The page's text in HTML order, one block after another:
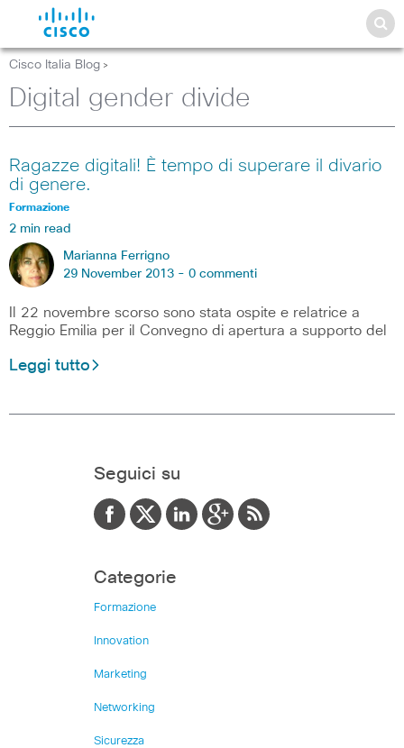
Cisco Italia Blog >
Digital gender divide
Ragazze digitali! È tempo di superare il divario
di genere.
Formazione
2 min read
Marianna Ferrigno
29 November 2013 - 0 commenti
Il 22 novembre scorso sono stata ospite e relatrice a
Reggio Emilia per il Convegno di apertura a supporto del
Leggi tutto
Seguici su
Categorie
Formazione
Innovation
Marketing
Networking
Sicurezza